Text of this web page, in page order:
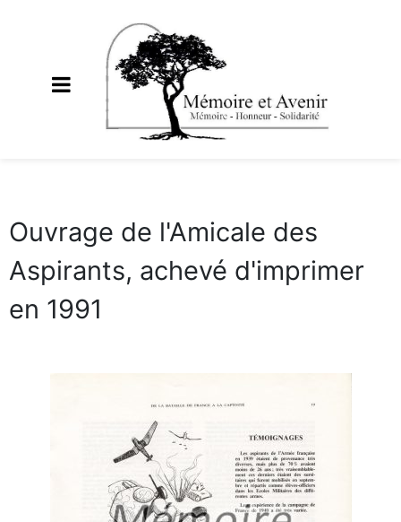
Ouvrage de l'Amicale des
Aspirants, achevé d'imprimer
en 1991